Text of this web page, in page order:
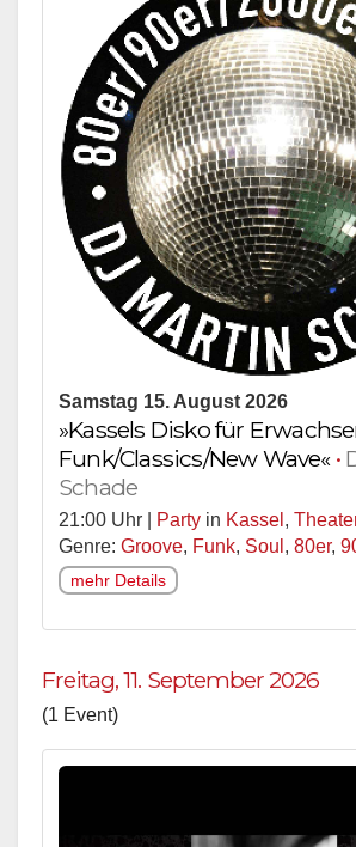
Samstag 15. August 2026
»Kassels Disko für
Funk/Classics/New Wave« •
Schade
21:00 Uhr | Party in Kassel ,
Genre: Groove, Funk, Soul , 80er,
mehr Details
Freitag, 11. September 2026
(1 Event)